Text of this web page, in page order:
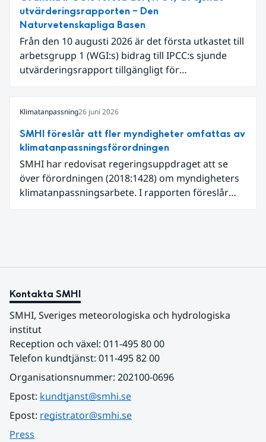
extrem hetta i slutet av månaden. Världshavens
ytvattentemperaturer var den högsta som
uppmätts för en juni månad, vilket ligger i fas med
en framväxande El Niño i Stilla havet.
utvärderingsrapporten – Den
Naturvetenskapliga Basen
Från den 10 augusti 2026 är det första utkastet till
arbetsgrupp 1 (WGI:s) bidrag till IPCC:s sjunde
utvärderingsrapport tillgängligt för
Klimatanpassning26 juni 2026
SMHI föreslår att fler myndigheter omfattas av
klimatanpassningsförordningen
SMHI har redovisat regeringsuppdraget att se
över förordningen (2018:1428) om myndigheters
klimatanpassningsarbete. I rapporten föreslår
Kontakta SMHI
SMHI, Sveriges meteorologiska och hydrologiska
institut
Reception och växel: 011-495 80 00
Telefon kundtjänst: 011-495 82 00
Organisationsnummer: 202100-0696
Epost: kundtjanst@smhi.se
Epost: registrator@smhi.se
Press